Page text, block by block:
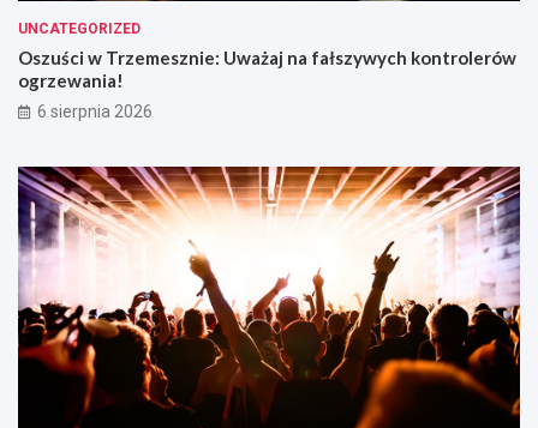
UNCATEGORIZED
Oszuści w Trzemesznie: Uważaj na fałszywych kontrolerów
ogrzewania!
6 sierpnia 2026